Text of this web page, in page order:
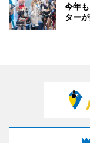
今年
ター